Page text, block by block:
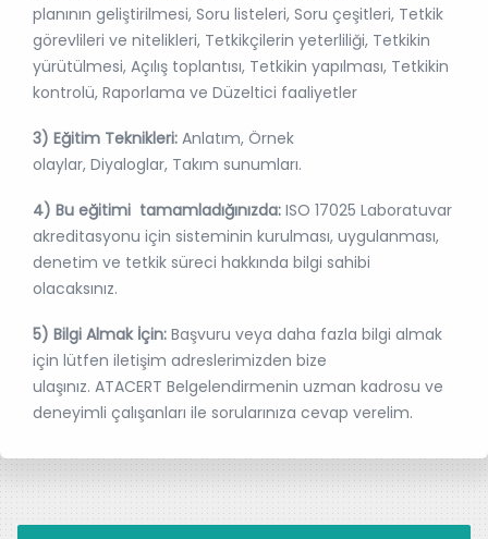
planının geliştirilmesi, Soru listeleri, Soru çeşitleri, Tetkik
görevlileri ve nitelikleri, Tetkikçilerin yeterliliği, Tetkikin
yürütülmesi, Açılış toplantısı, Tetkikin yapılması, Tetkikin
kontrolü, Raporlama ve Düzeltici faaliyetler
3) Eğitim Teknikleri: Anlatım, Örnek
olaylar, Diyaloglar, Takım sunumları.
4) Bu eğitimi tamamladığınızda: ISO 17025 Laboratuvar
akreditasyonu için sisteminin kurulması, uygulanması,
denetim ve tetkik süreci hakkında bilgi sahibi
olacaksınız.
5) Bilgi Almak İçin: Başvuru veya daha fazla bilgi almak
için lütfen iletişim adreslerimizden bize
ulaşınız. ATACERT Belgelendirmenin uzman kadrosu ve
deneyimli çalışanları ile sorularınıza cevap verelim.